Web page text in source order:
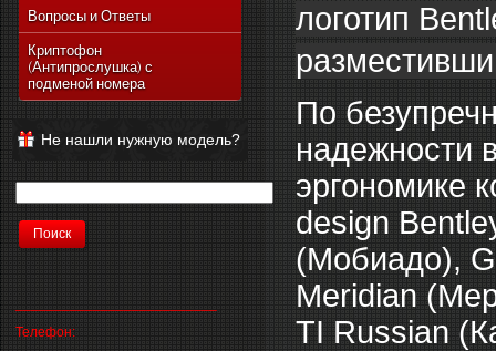
Vertu Ascent Ti
Vertu Ferrari Edition
Vertu Racetrack Legends
Vertu Signature Touch
Vertu Constellation Touch
Вопросы и Ответы
Криптофон
(Антипрослушка) с
подменой номера
Не нашли нужную модель?
Телефон:
логотип
По
надежности
эргономике
design
(Мобиадо),
Meridian
TI Russian